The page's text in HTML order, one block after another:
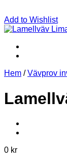
Add to Wishlist
Hem / Vävprov
0 kr